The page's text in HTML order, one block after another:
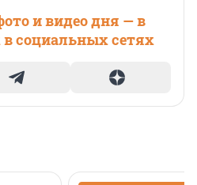
и видео дня — в
социальных сетях